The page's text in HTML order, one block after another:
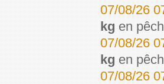
07/08/26
kgen
07/08/26
kgen
07/08/26